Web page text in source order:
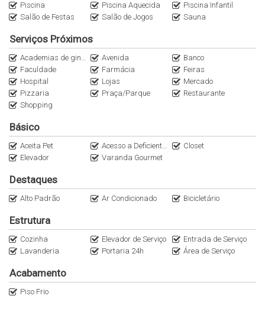
Academia
Sala multiúso
Spa
Playground
Coworking
Pet place
Espaço delivery
Lounge externo
Sauna úmida
Bicicletário
A unidade conta com 297 m² e possui duas versões de plantas,
Localizado na Rua Jorge Coelho, uma das principais ruas do Itaim
Bibi, há poucos passos da Clube Pinheiros, com fácil acesso as
principais bairros da Zona Sul da Capital Paulista. Ao lado das
maiores empresas nacionais e internacionais da Avenida Faria
Piscina
Piscina Aquecida
Piscina Infantil
Salão de Festas
Salão de Jogos Sauna
Serviços Próximos
Academias de ginástica Avenida
Banco
Faculdade
Farmácia
Feiras
Hospital
Lojas
Mercado
Pizzaria
Praça/Parque
Restaurante
Shopping
Básico
Aceita Pet Acesso a Deficientes
Closet
Elevador
Varanda Gourmet
Destaques
Alto Padrão Ar Condicionado Bicicletário
Estrutura
Cozinha Elevador de Serviço
Entrada de Serviço
Lavanderia
Portaria 24h Área de Serviço
Acabamento
Piso Frio